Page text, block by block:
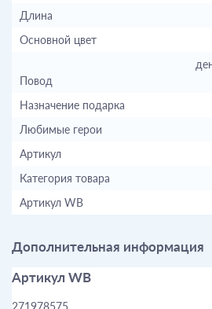
Длина
Основной цвет
Повод
Назначение подарка
Любимые герои
Артикул
Категория товара
Артикул WB
Дополнительная информация
Артикул WB
271978575